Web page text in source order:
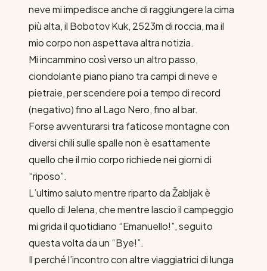
neve mi impedisce anche di raggiungere la cima
più alta, il Bobotov Kuk, 2523m di roccia, ma il
mio corpo non aspettava altra notizia.
Mi incammino così verso un altro passo,
ciondolante piano piano tra campi di neve e
pietraie, per scendere poi a tempo di record
(negativo) fino al Lago Nero, fino al bar.
Forse avventurarsi tra faticose montagne con
diversi chili sulle spalle non è esattamente
quello che il mio corpo richiede nei giorni di
“riposo”.
L’ultimo saluto mentre riparto da Žabljak è
quello di Jelena, che mentre lascio il campeggio
mi grida il quotidiano “Emanuello!”, seguito
questa volta da un “Bye!”.
Il perché l’incontro con altre viaggiatrici di lunga